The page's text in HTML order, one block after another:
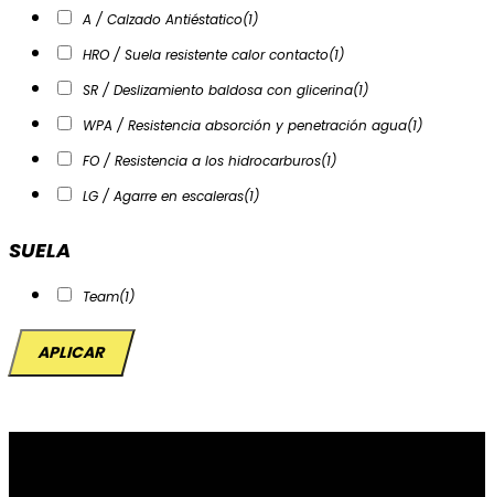
A / Calzado Antiéstatico(1)
HRO / Suela resistente calor contacto(1)
SR / Deslizamiento baldosa con glicerina(1)
WPA / Resistencia absorción y penetración agua(1)
FO / Resistencia a los hidrocarburos(1)
LG / Agarre en escaleras(1)
SUELA
Team(1)
APLICAR